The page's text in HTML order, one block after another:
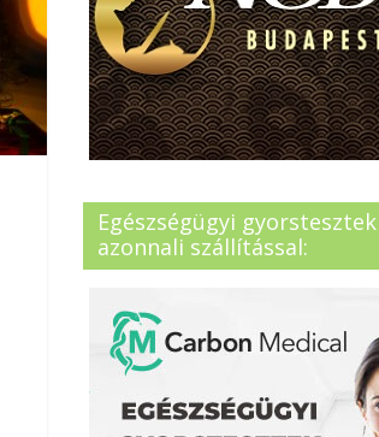
Egészségügyi gyorstesztek
azonnali szállítással: